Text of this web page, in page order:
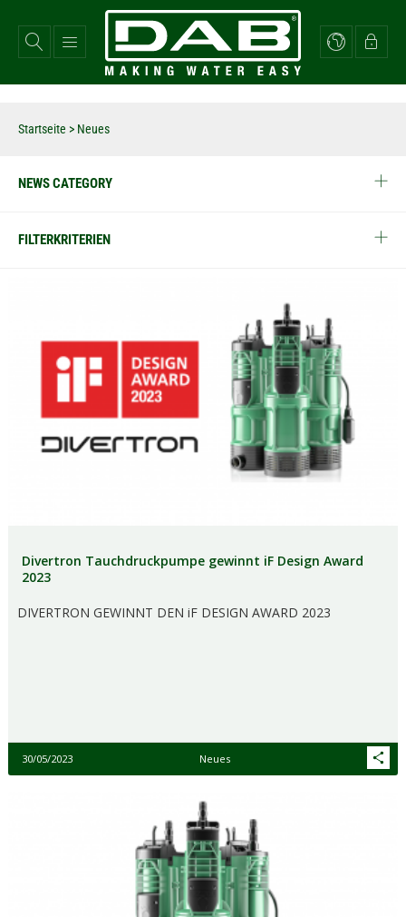
zum
Inhalt
Startseite > Neues
NEWS CATEGORY
FILTERKRITERIEN
Divertron Tauchdruckpumpe gewinnt iF Design Award
2023
DIVERTRON GEWINNT DEN iF DESIGN AWARD 2023
30/05/2023 Neues